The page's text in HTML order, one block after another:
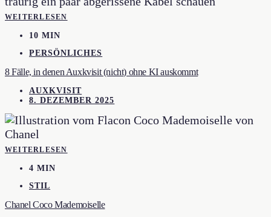
WEITERLESEN
10 MIN
PERSÖNLICHES
8 Fälle, in denen Auxkvisit (nicht) ohne KI auskommt
AUXKVISIT
8. DEZEMBER 2025
WEITERLESEN
4 MIN
STIL
Chanel Coco Mademoiselle